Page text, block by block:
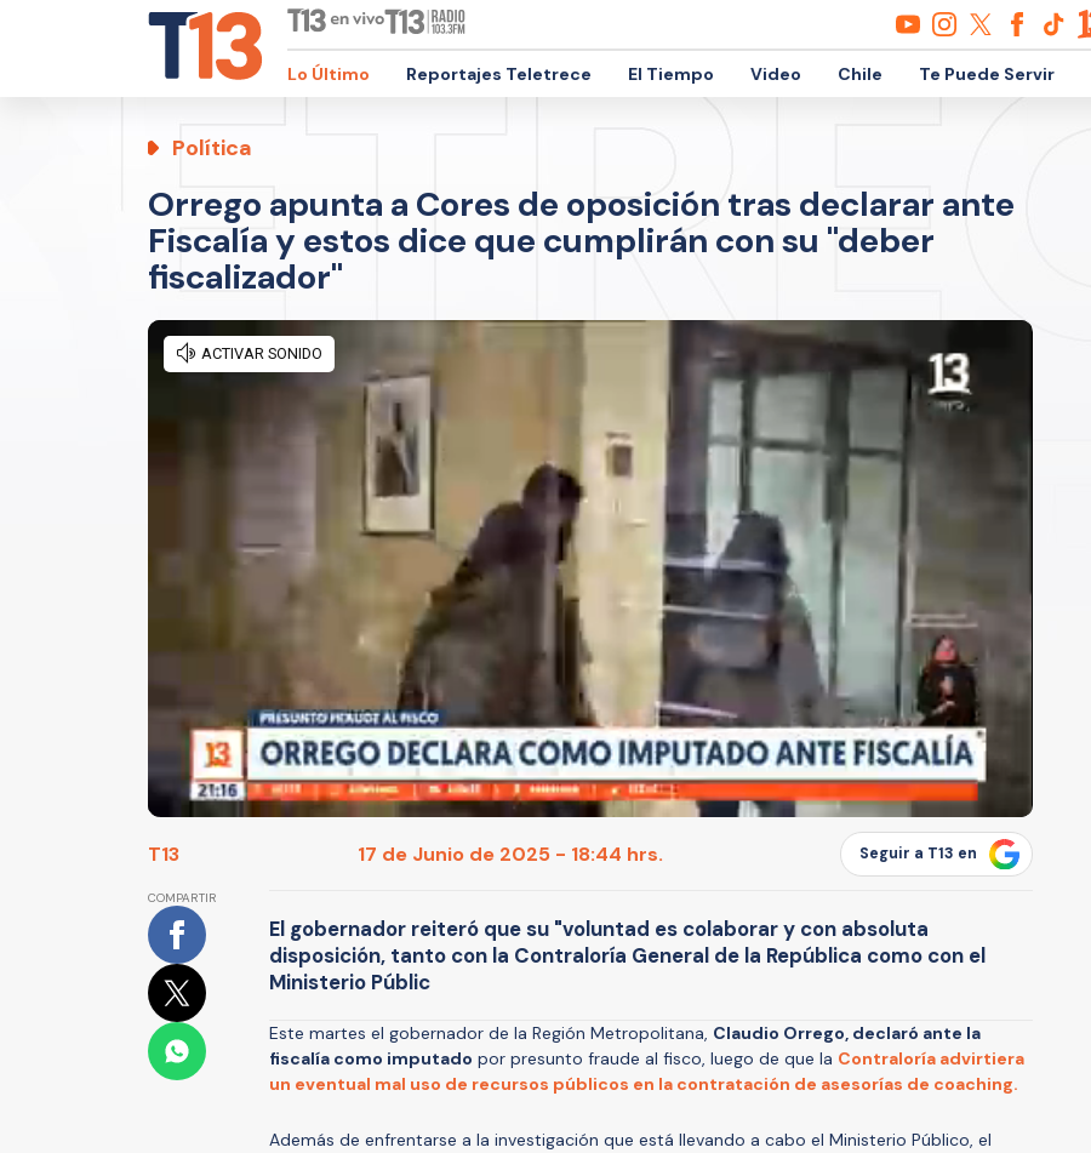
Lo Último Reportajes Teletrece El Tiempo Video Chile Te Puede Servir
Política
Orrego apunta a Cores de oposición tras declarar ante
Fiscalía y estos dice que cumplirán con su "deber
fiscalizador"
T13 17 de Junio de 2025 - 18:44 hrs. Seguir a T13 en
COMPARTIR
El gobernador reiteró que su "voluntad es colaborar y con absoluta
disposición, tanto con la Contraloría General de la República como con el
Ministerio Públic
Este martes el gobernador de la Región Metropolitana, Claudio Orrego, declaró ante la
fiscalía como imputado por presunto fraude al fisco, luego de que la Contraloría advirtiera
un eventual mal uso de recursos públicos en la contratación de asesorías de coaching.
Además de enfrentarse a la investigación que está llevando a cabo el Ministerio Público, el